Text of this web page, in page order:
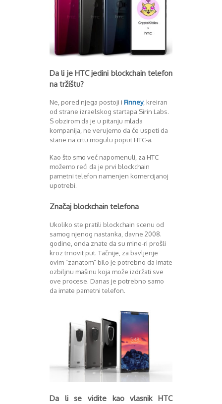
Da li je HTC jedini blockchain telefon
na tržištu?
Ne, pored njega postoji i Finney, kreiran
od strane izraelskog startapa Sirin Labs.
S obzirom da je u pitanju mlada
kompanija, ne verujemo da će uspeti da
stane na crtu mogulu poput HTC-a.
Kao što smo već napomenuli, za HTC
možemo reći da je prvi blockchain
pametni telefon namenjen komercijanoj
upotrebi.
Značaj blockchain telefona
Ukoliko ste pratili blockchain scenu od
samog njenog nastanka, davne 2008.
godine, onda znate da su mine-ri prošli
kroz trnovit put. Tačnije, za bavljenje
ovim “zanatom” bilo je potrebno da imate
ozbiljnu mašinu koja može izdržati sve
ove procese. Danas je potrebno samo
da imate pametni telefon.
Da li se vidite kao vlasnik HTC